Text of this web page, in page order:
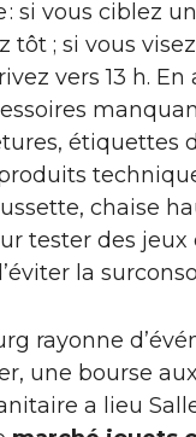
: si vous ciblez
; si vous
vers 13 h.
étiquettes
chaise
tester des
la
rayonne
une bourse
a lieu